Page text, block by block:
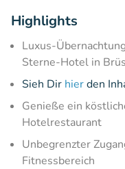
Highlights
Luxus-
Sterne-Hotel in
Sieh Dir hierden
Genieße ein
Hotelrestaurant
Unbegrenzter
Fitnessbereich